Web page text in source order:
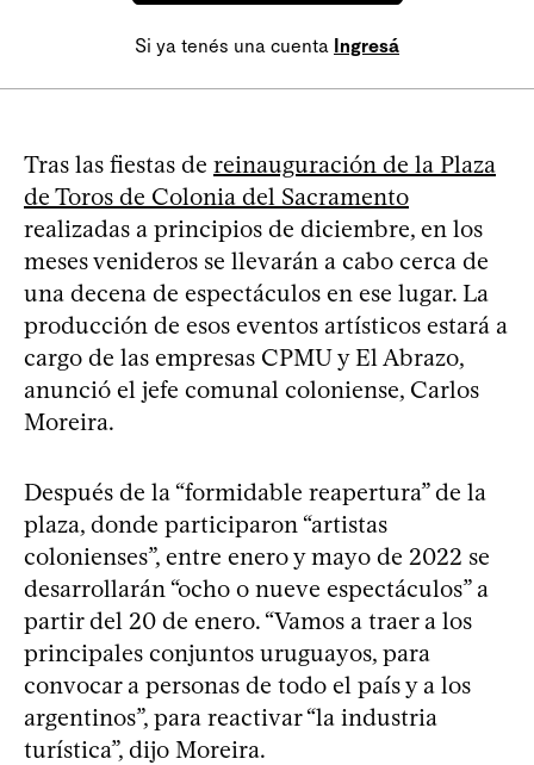
Si ya tenés una cuenta Ingresá
Tras las fiestas de reinauguración de la Plaza
de Toros de Colonia del Sacramento
realizadas a principios de diciembre, en los
meses venideros se llevarán a cabo cerca de
una decena de espectáculos en ese lugar. La
producción de esos eventos artísticos estará a
cargo de las empresas CPMU y El Abrazo,
anunció el jefe comunal coloniense, Carlos
Moreira.
Después de la “formidable reapertura” de la
plaza, donde participaron “artistas
colonienses”, entre enero y mayo de 2022 se
desarrollarán “ocho o nueve espectáculos” a
partir del 20 de enero. “Vamos a traer a los
principales conjuntos uruguayos, para
convocar a personas de todo el país y a los
argentinos”, para reactivar “la industria
turística”, dijo Moreira.